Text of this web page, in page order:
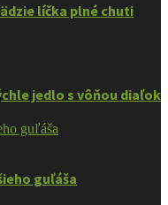
líčka plné chuti
jedlo s vôňou diaľok
guľáša